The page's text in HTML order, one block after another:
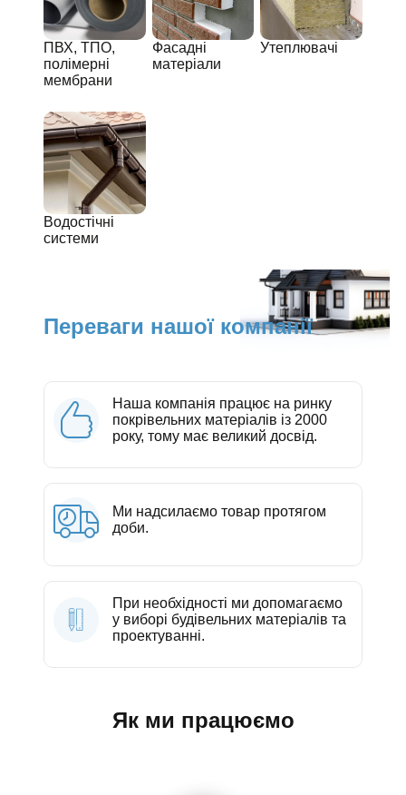
ПВХ, ТПО,
полімерні
мембрани
Фасадні
матеріали
Утеплювачі
Водостічні
системи
Переваги нашої компанії
Наша компанія працює на ринку
покрівельних матеріалів із 2000
року, тому має великий досвід.
Ми надсилаємо товар протягом
доби.
При необхідності ми допомагаємо
у виборі будівельних матеріалів та
проектуванні.
Як ми працюємо